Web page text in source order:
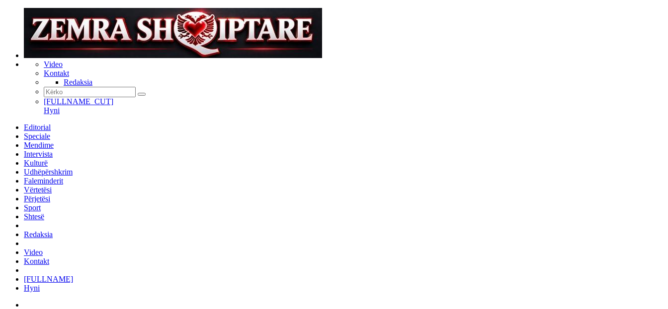
Video
Kontakt
Redaksia
[FULLNAME_CUT]
Hyni
Editorial
Speciale
Mendime
Intervista
Kulturë
Udhëpërshkrim
Faleminderit
Vërtetësi
Përjetësi
Sport
Shtesë
Redaksia
Video
Kontakt
[FULLNAME]
Hyni